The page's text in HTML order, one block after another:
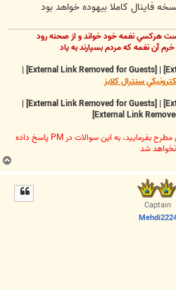
فاينال کاملا بيهوده خواهد بود
هرکسي نغمه خود خواند و از صحنه رود
آن نغمه که مردم بسپارند به ياد
|
|
سنترال کلابز
|
|
لطفا سوالات فني را فقط در خود انجمن مطرح بفرماييد، به اين سوالات در PM پاسخ داده
نخواهد شد
ب
ا
Captain